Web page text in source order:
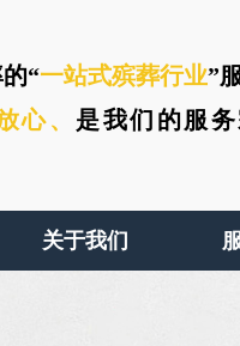
“一站式殡葬行业”
心、 是我们的服
关于我们